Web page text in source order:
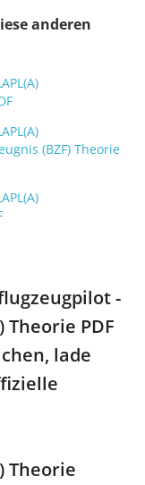
anderen
(BZF) Theorie
-
Theorie PDF
lade
Theorie